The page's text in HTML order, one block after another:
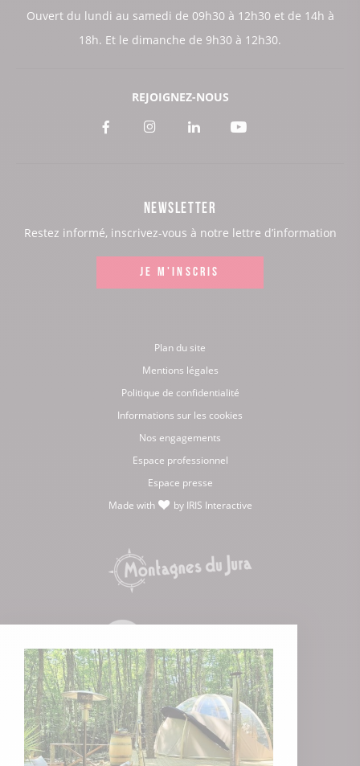
Ouvert du lundi au samedi de 09h30 à 12h30 et de 14h à
18h. Et le dimanche de 9h30 à 12h30.
REJOIGNEZ-NOUS
Voir
Facebook
Voir
Instagram
Voir
LinkedIn
Voir
Youtube
NEWSLETTER
Restez informé, inscrivez-vous à notre lettre d’information
JE M'INSCRIS
Plan du site
Mentions légales
Politique de confidentialité
Informations sur les cookies
Nos engagements
Espace professionnel
Espace presse
Made with
by IRIS Interactive